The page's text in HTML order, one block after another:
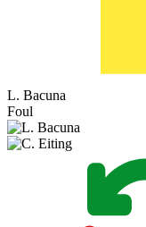
L. Bacuna
Foul